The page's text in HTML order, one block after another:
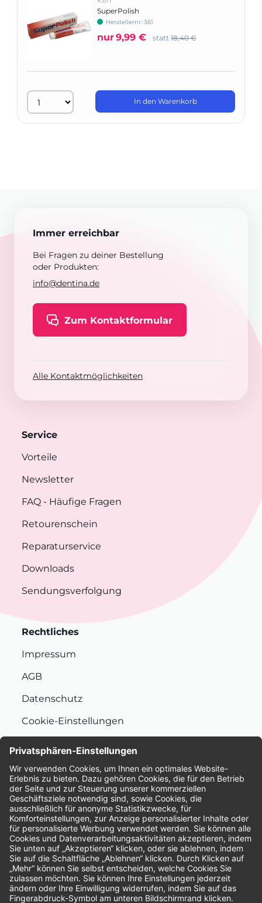
SuperPolish
Herstellernr: 361
nur9,99 € statt 18,40 €
In den Warenkorb
Immer erreichbar
Bei Fragen zu deiner Bestellung
oder Produkten:
info@dentina.de
Zum Kontaktformular
Alle Kontaktmöglichkeiten
Service
Vorteile
Newsletter
FAQ - Häufige Fragen
Retourenschein
Reparaturservice
Downloads
Sendungsverfolgung
Rechtliches
Impressum
AGB
Datenschutz
Cookie-Einstellungen
Bewertungen